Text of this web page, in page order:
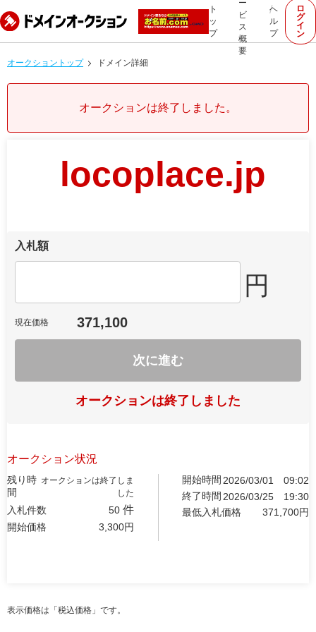
ト
ッ
プ
ー
ビ
ス
概
要
ヘ
ル
プ
ロ
グ
イ
ン
オークショントップ ドメイン詳細
オークションは終了しました。
locoplace.jp
入札額
円
現在価格 371,100
次に進む
オークションは終了しました
オークション状況
残り時
間
オークションは終了しま
した
入札件数 50 件
開始価格 3,300円
開始時間 2026/03/01
09:02
終了時間 2026/03/25
19:30
最低入札価格
371,700円
表示価格は「税込価格」です。